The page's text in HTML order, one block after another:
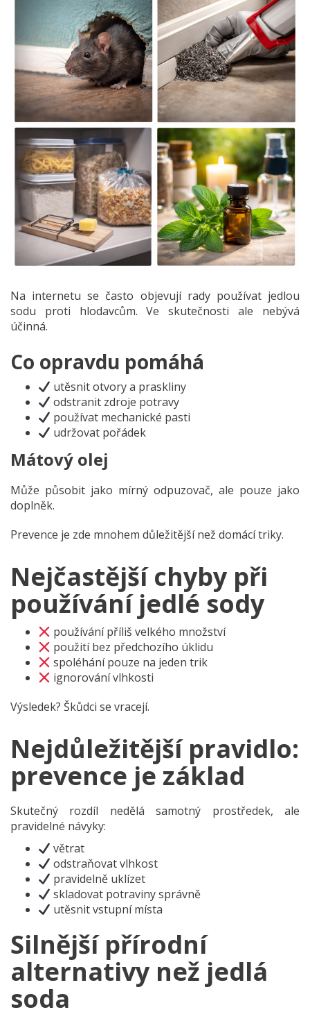
Na internetu se často objevují rady používat jedlou
sodu proti hlodavcům. Ve skutečnosti ale nebývá
účinná.
Co opravdu pomáhá
utěsnit otvory a praskliny
odstranit zdroje potravy
používat mechanické pasti
udržovat pořádek
Mátový olej
Může působit jako mírný odpuzovač, ale pouze jako
doplněk.
Prevence je zde mnohem důležitější než domácí triky.
Nejčastější chyby při
používání jedlé sody
používání příliš velkého množství
použití bez předchozího úklidu
spoléhání pouze na jeden trik
ignorování vlhkosti
Výsledek? Škůdci se vracejí.
Nejdůležitější pravidlo:
prevence je základ
Skutečný rozdíl nedělá samotný prostředek, ale
pravidelné návyky:
větrat
odstraňovat vlhkost
pravidelně uklízet
skladovat potraviny správně
utěsnit vstupní místa
Silnější přírodní
alternativy než jedlá
soda